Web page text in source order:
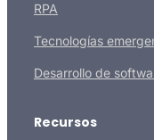
RPA
Tecnologías
Desarrollo de
Recursos